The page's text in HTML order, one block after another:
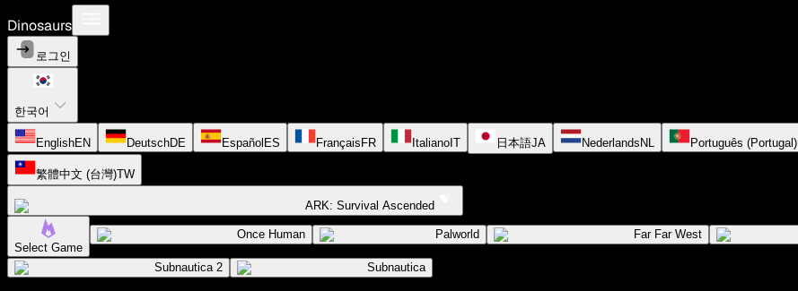
Dinosaurs
로그인
한국어
EnglishEN DeutschDE Español ES Français FR Italiano IT 日本語JA Nederlands NL Português (Portugal)
繁體中文 (台灣)TW
ARK: Survival Ascended
Select Game
Once Human Palworld Far Far West
Subnautica 2 Subnautica